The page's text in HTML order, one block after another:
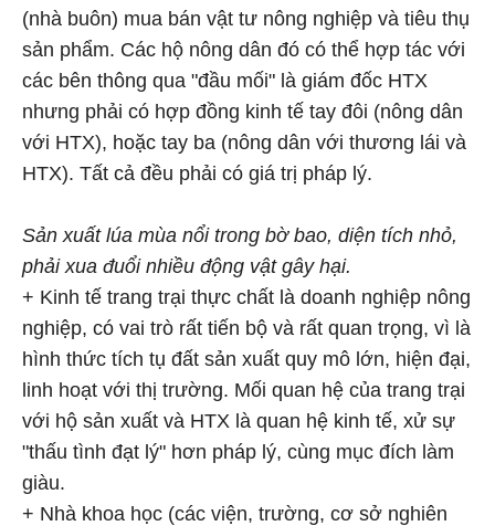
(nhà buôn) mua bán vật tư nông nghiệp và tiêu thụ
sản phẩm. Các hộ nông dân đó có thể hợp tác với
các bên thông qua "đầu mối" là giám đốc HTX
nhưng phải có hợp đồng kinh tế tay đôi (nông dân
với HTX), hoặc tay ba (nông dân với thương lái và
HTX). Tất cả đều phải có giá trị pháp lý.
Sản xuất lúa mùa nổi trong bờ bao, diện tích nhỏ,
phải xua đuổi nhiều động vật gây hại.
+ Kinh tế trang trại thực chất là doanh nghiệp nông
nghiệp, có vai trò rất tiến bộ và rất quan trọng, vì là
hình thức tích tụ đất sản xuất quy mô lớn, hiện đại,
linh hoạt với thị trường. Mối quan hệ của trang trại
với hộ sản xuất và HTX là quan hệ kinh tế, xử sự
"thấu tình đạt lý" hơn pháp lý, cùng mục đích làm
giàu.
+ Nhà khoa học (các viện, trường, cơ sở nghiên